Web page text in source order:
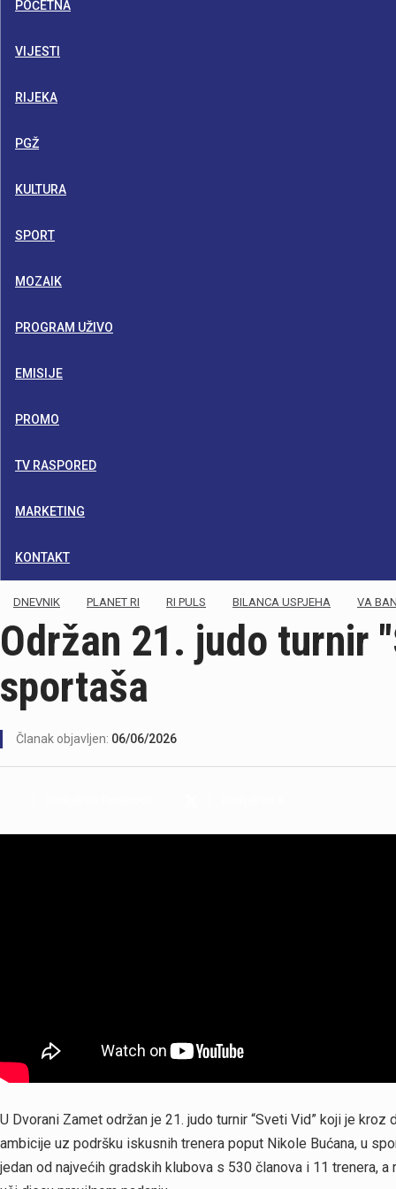
POČETNA
VIJESTI
RIJEKA
PGŽ
KULTURA
SPORT
MOZAIK
PROGRAM UŽIVO
EMISIJE
PROMO
TV RASPORED
MARKETING
KONTAKT
DNEVNIK PLANET RI RI PULS BILANCA USPJEHA VA
Održan 21. judo turnir
sportaša
Članak objavljen: 06/06/2026
U Dvorani Zamet održan je 21. judo turnir “Sveti Vid” koji je
ambicije uz podršku iskusnih trenera poput Nikole Bućana, u
jedan od najvećih gradskih klubova s 530 članova i 11 trenera,